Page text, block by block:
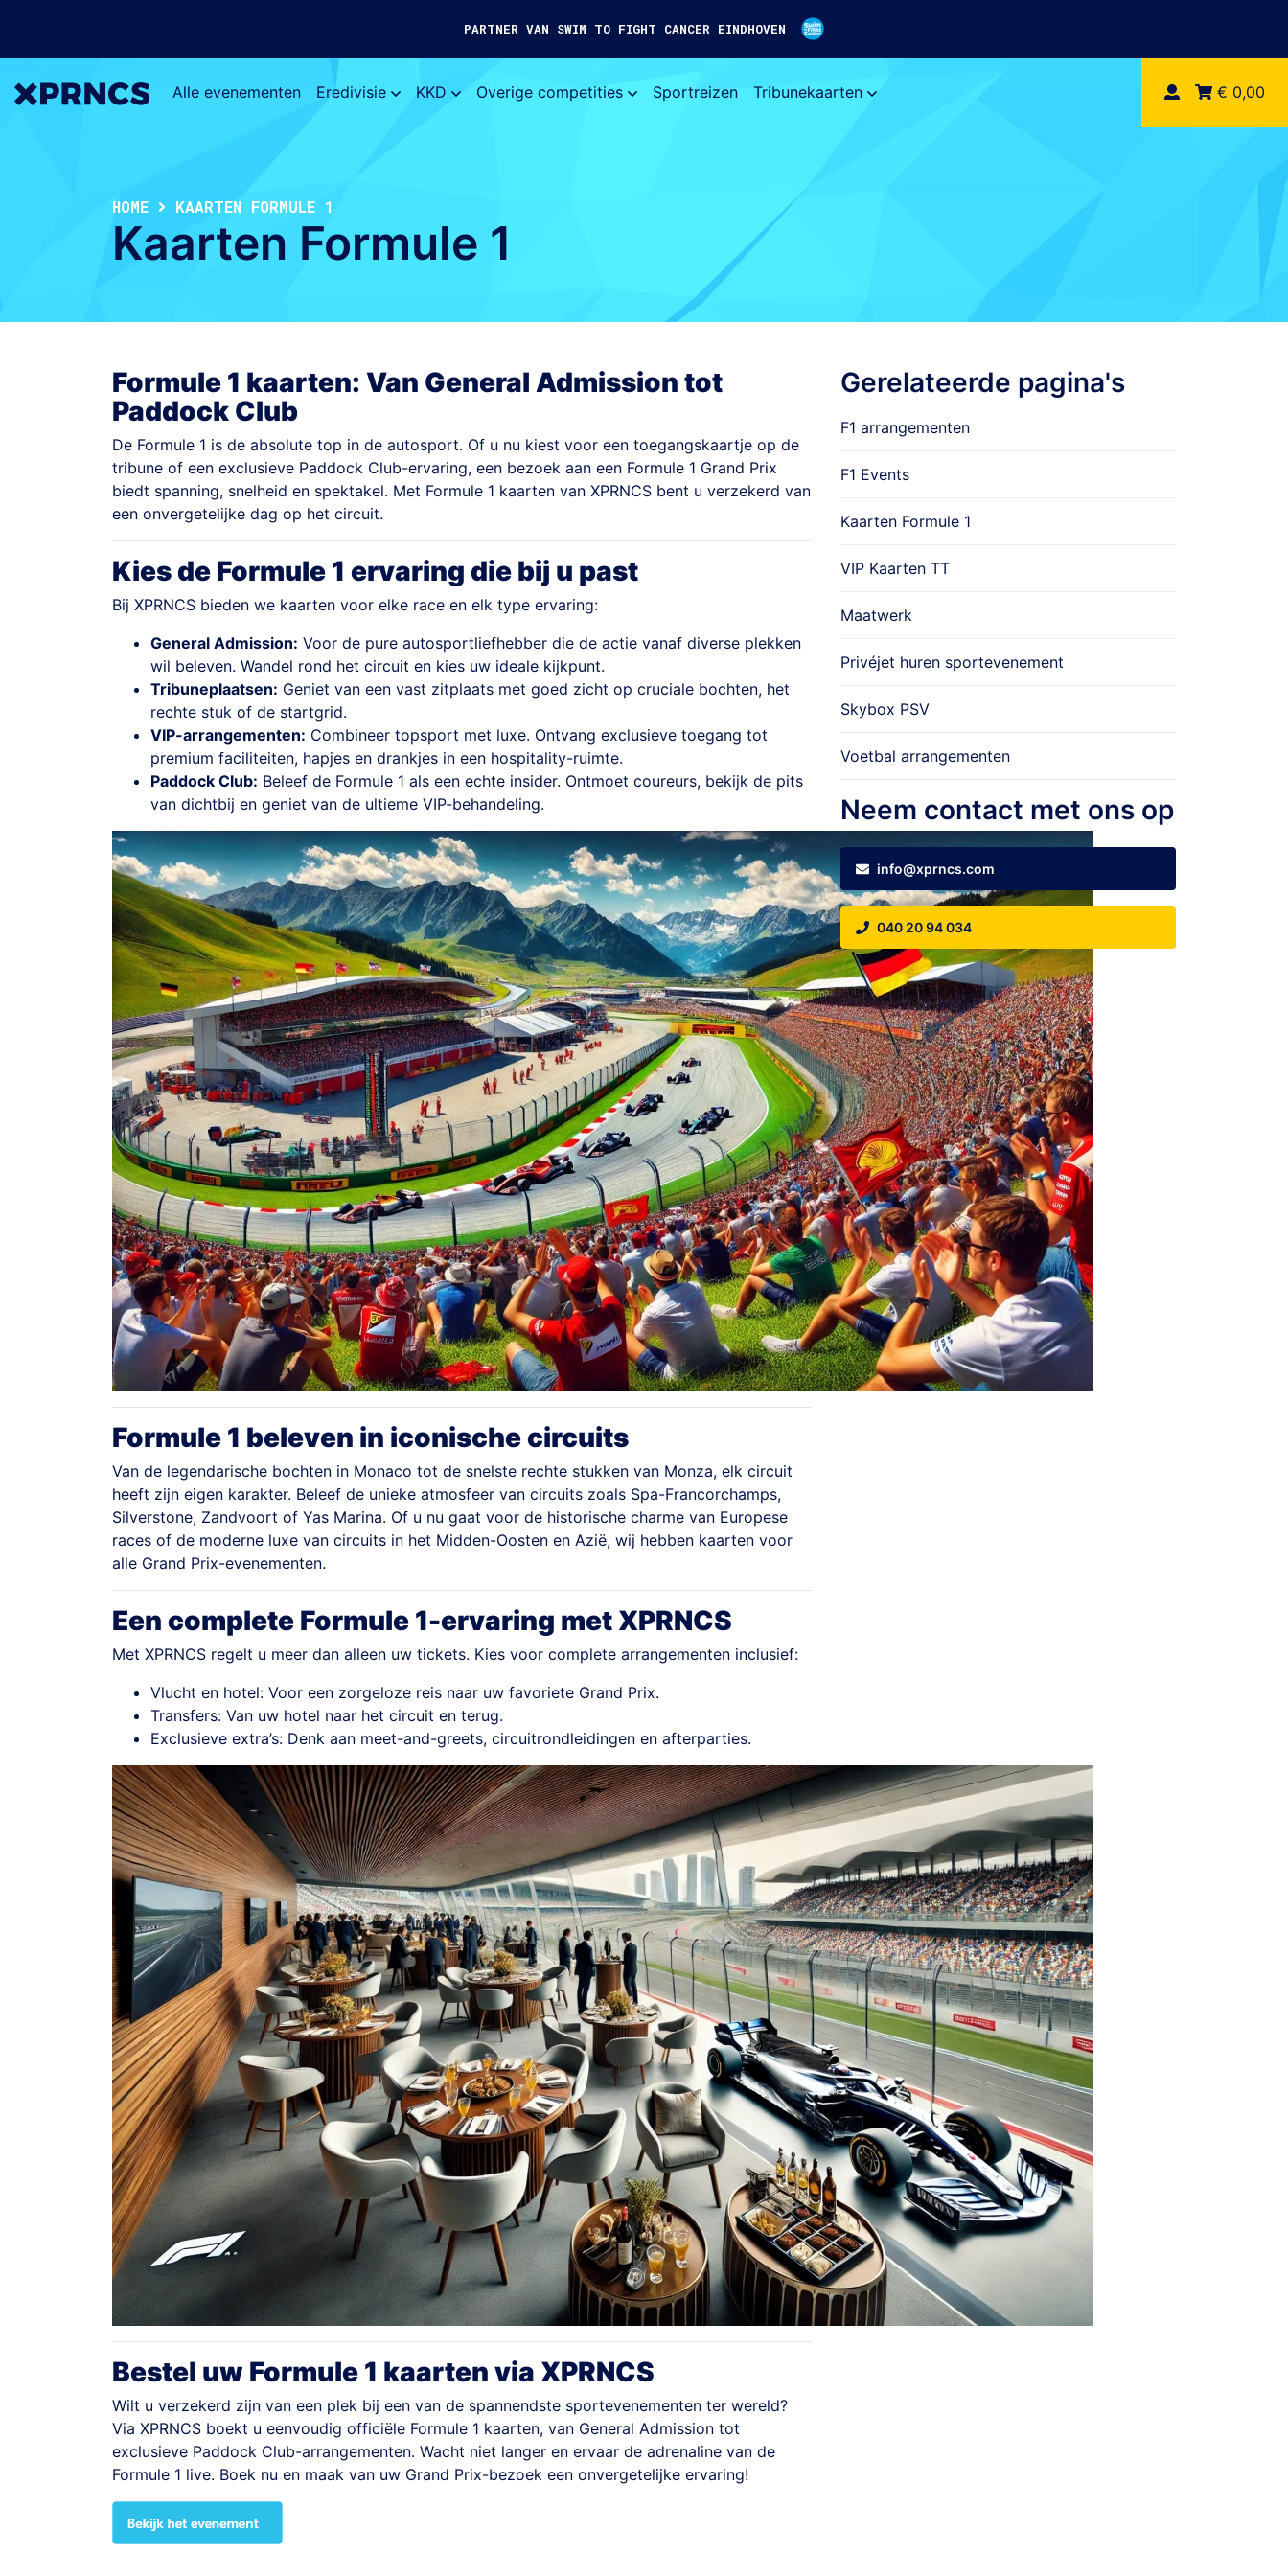
PARTNER VAN SWIM TO FIGHT CANCER EINDHOVEN
Alle evenementen Eredivisie KKD Overige competities Sportreizen Tribunekaarten € 0,00
HOME KAARTEN FORMULE 1
Kaarten Formule 1
Formule 1 kaarten: Van General Admission tot
Paddock Club
De Formule 1 is de absolute top in de autosport. Of u nu kiest voor een toegangskaartje op de
tribune of een exclusieve Paddock Club-ervaring, een bezoek aan een Formule 1 Grand Prix
biedt spanning, snelheid en spektakel. Met Formule 1 kaarten van XPRNCS bent u verzekerd van
een onvergetelijke dag op het circuit.
Kies de Formule 1 ervaring die bij u past
Bij XPRNCS bieden we kaarten voor elke race en elk type ervaring:
General Admission: Voor de pure autosportliefhebber die de actie vanaf diverse plekken
wil beleven. Wandel rond het circuit en kies uw ideale kijkpunt.
Tribuneplaatsen: Geniet van een vast zitplaats met goed zicht op cruciale bochten, het
rechte stuk of de startgrid.
VIP-arrangementen: Combineer topsport met luxe. Ontvang exclusieve toegang tot
premium faciliteiten, hapjes en drankjes in een hospitality-ruimte.
Paddock Club: Beleef de Formule 1 als een echte insider. Ontmoet coureurs, bekijk de pits
van dichtbij en geniet van de ultieme VIP-behandeling.
Formule 1 beleven in iconische circuits
Van de legendarische bochten in Monaco tot de snelste rechte stukken van Monza, elk circuit
heeft zijn eigen karakter. Beleef de unieke atmosfeer van circuits zoals Spa-Francorchamps,
Silverstone, Zandvoort of Yas Marina. Of u nu gaat voor de historische charme van Europese
races of de moderne luxe van circuits in het Midden-Oosten en Azië, wij hebben kaarten voor
alle Grand Prix-evenementen.
Een complete Formule 1-ervaring met XPRNCS
Met XPRNCS regelt u meer dan alleen uw tickets. Kies voor complete arrangementen inclusief:
Vlucht en hotel: Voor een zorgeloze reis naar uw favoriete Grand Prix.
Transfers: Van uw hotel naar het circuit en terug.
Exclusieve extra’s: Denk aan meet-and-greets, circuitrondleidingen en afterparties.
Bestel uw Formule 1 kaarten via XPRNCS
Wilt u verzekerd zijn van een plek bij een van de spannendste sportevenementen ter wereld?
Via XPRNCS boekt u eenvoudig officiële Formule 1 kaarten, van General Admission tot
exclusieve Paddock Club-arrangementen. Wacht niet langer en ervaar de adrenaline van de
Formule 1 live. Boek nu en maak van uw Grand Prix-bezoek een onvergetelijke ervaring!
Gerelateerde pagina's
F1 arrangementen
F1 Events
Kaarten Formule 1
VIP Kaarten TT
Maatwerk
Privéjet huren sportevenement
Skybox PSV
Voetbal arrangementen
Neem contact met ons op
info@xprncs.com
040 20 94 034